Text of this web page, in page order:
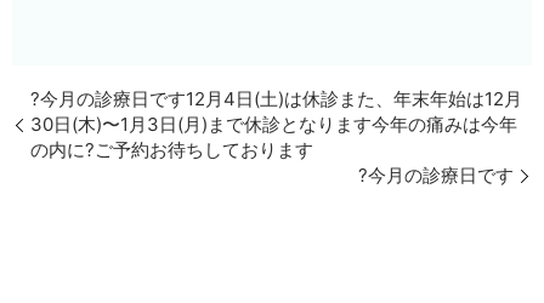
?今月の診療日です12月4日(土)は休診また、年末年始は12月
30日(木)〜1月3日(月)まで休診となります今年の痛みは今年
の内に?ご予約お待ちしております
?今月の診療日です